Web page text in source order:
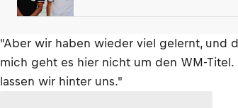
"Aber wir haben wieder viel gelernt, und
mich geht es hier nicht um den WM-Titel.
lassen wir hinter uns."